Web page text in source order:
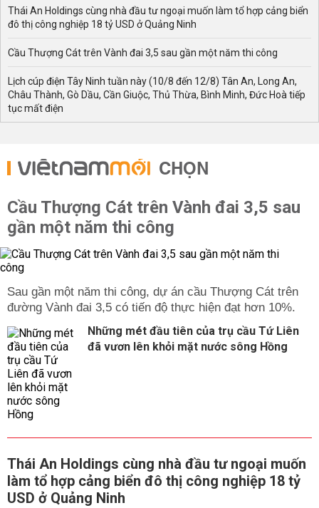
Thái An Holdings cùng nhà đầu tư ngoại muốn làm tổ hợp cảng biển
đô thị công nghiệp 18 tỷ USD ở Quảng Ninh
Cầu Thượng Cát trên Vành đai 3,5 sau gần một năm thi công
Lịch cúp điện Tây Ninh tuần này (10/8 đến 12/8) Tân An, Long An,
Châu Thành, Gò Dầu, Cần Giuộc, Thủ Thừa, Bình Minh, Đức Hoà tiếp
tục mất điện
CHỌN
Cầu Thượng Cát trên Vành đai 3,5 sau
gần một năm thi công
Sau gần một năm thi công, dự án cầu Thượng Cát trên
đường Vành đai 3,5 có tiến độ thực hiện đạt hơn 10%.
Những mét đầu tiên của trụ cầu Tứ Liên
đã vươn lên khỏi mặt nước sông Hồng
Thái An Holdings cùng nhà đầu tư ngoại muốn
làm tổ hợp cảng biển đô thị công nghiệp 18 tỷ
USD ở Quảng Ninh